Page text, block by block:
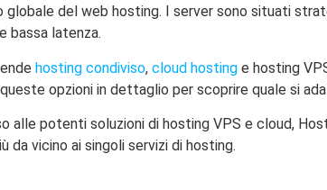
del web hosting. I server sono situati
bassa latenza.
hosting condiviso, cloud hosting e hosting
opzioni in dettaglio per scoprire quale si
alle potenti soluzioni di hosting VPS e cloud,
da vicino ai singoli servizi di hosting.